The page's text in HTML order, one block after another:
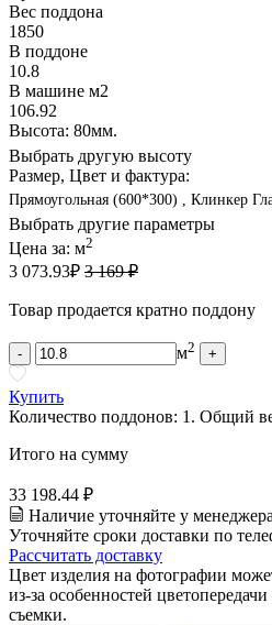
Вес поддона
1850
В поддоне
10.8
В машине м2
106.92
Высота: 80мм.
Выбрать другую высоту
Размер, Цвет и фактура:
Прямоугольная (600*300) , Клинкер
Выбрать другие параметры
Цена за: м2
3 073.93₽ 3 169 ₽
Товар продается кратно поддону
- м2 +
Купить
Количество поддонов: 1 . Общий
Итого на сумму
33 198.44 ₽
Наличие уточняйте у менеджера
Уточняйте сроки доставки по
Рассчитать доставку
Цвет изделия на фотографии
из-за особенностей
съемки.